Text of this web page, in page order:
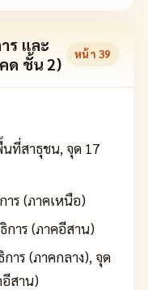
ร และ
ด ชั้น 2)
หน้า 39
นที่สาธุชน, จุด 17
ร (ภาคเหนือ)
าร (ภาคอีสาน)
าร (ภาคกลาง), จุด
สาน)